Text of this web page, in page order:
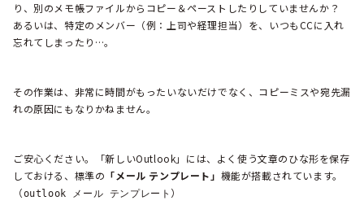
り、別のメモ帳ファイルからコピー＆ペーストしたりしていませんか？
あるいは、特定のメンバー（例：上司や経理担当）を、いつもCCに入れ
忘れてしまったり…。
その作業は、非常に時間がもったいないだけでなく、コピーミスや宛先漏
れの原因にもなりかねません。
ご安心ください。「新しいOutlook」には、よく使う文章のひな形を保存
しておける、標準の 「メール テンプレート」 機能が搭載されています。
（outlook メール テンプレート ）